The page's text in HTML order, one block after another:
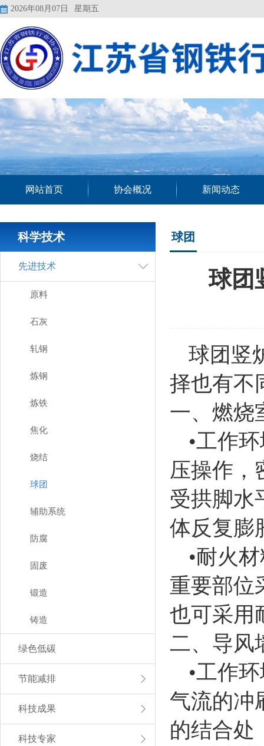
2026年08月07日 星期五
网站首页 协会概况 新闻动态
科学技术
先进技术
原料
石灰
轧钢
炼钢
炼铁
焦化
烧结
球团
辅助系统
防腐
固废
锻造
铸造
绿色低碳
节能减排
科技成果
科技专家
球团
球团
球团竖
择也有不
一、燃烧
•工作
压操作，
受拱脚水
体反复膨
•耐火
重要部位
也可采用
二、导风
•工作
气流的冲
的结合处